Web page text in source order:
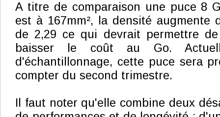
A titre de comparaison une puce 8
est à 167mm², la densité augmente
de 2,29 ce qui devrait permettre
baisser le coût au Go.
d'échantillonnage, cette puce sera
compter du second trimestre.
Il faut noter qu'elle combine deux